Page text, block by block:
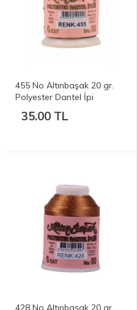
455 No Altınbaşak 20 gr.
Polyester Dantel İpi
35.00 TL
428 No Altınbaşak 20 gr.